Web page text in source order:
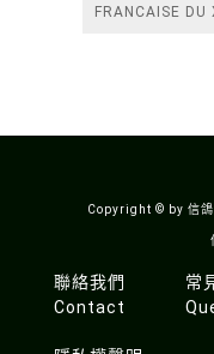
FRANCAISE DU
Copyright © by 信
聯絡我們
Contact
常